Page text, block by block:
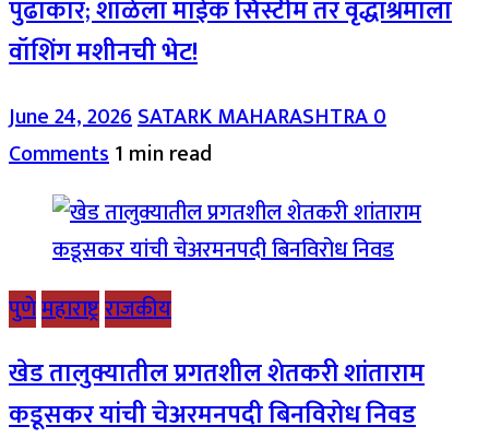
पुढाकार; शाळेला माईक सिस्टीम तर वृद्धाश्रमाला
वॉशिंग मशीनची भेट!
June 24, 2026SATARK MAHARASHTRA0
Comments1 min read
पुणेमहाराष्ट्रराजकीय
खेड तालुक्यातील प्रगतशील शेतकरी शांताराम
कडूसकर यांची चेअरमनपदी बिनविरोध निवड